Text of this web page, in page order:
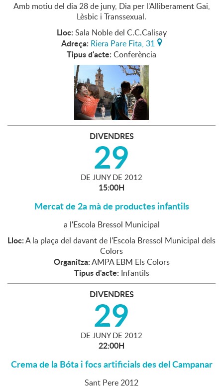
Amb motiu del dia 28 de juny, Dia per l'Alliberament Gai,
Lèsbic i Transsexual.
Lloc: Sala Noble del C.C.Calisay
Adreça: Riera Pare Fita, 31
Tipus d'acte: Conferència
DIVENDRES
29
DE JUNY DE 2012
15:00H
Mercat de 2a mà de productes infantils
a l'Escola Bressol Municipal
Lloc:A la plaça del davant de l'Escola Bressol Municipal dels
Colors
Organitza:AMPA EBM Els Colors
Tipus d'acte: Infantils
DIVENDRES
29
DE JUNY DE 2012
22:00H
Crema de la Bóta i focs artificials des del Campanar
Sant Pere 2012